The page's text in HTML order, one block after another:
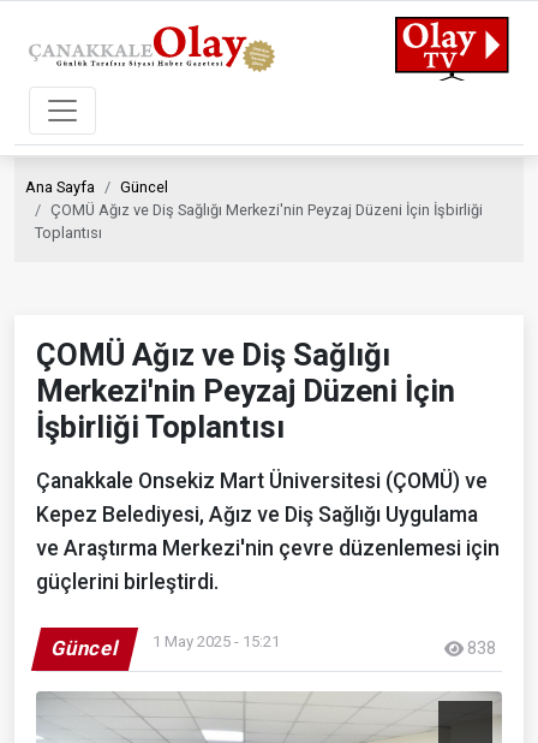
Ana Sayfa
Güncel
ÇOMÜ Ağız ve Diş Sağlığı Merkezi'nin Peyzaj Düzeni İçin İşbirliği
Toplantısı
ÇOMÜ Ağız ve Diş Sağlığı
Merkezi'nin Peyzaj Düzeni İçin
İşbirliği Toplantısı
Çanakkale Onsekiz Mart Üniversitesi (ÇOMÜ) ve
Kepez Belediyesi, Ağız ve Diş Sağlığı Uygulama
ve Araştırma Merkezi'nin çevre düzenlemesi için
güçlerini birleştirdi.
Güncel 1 May 2025 - 15:21 838